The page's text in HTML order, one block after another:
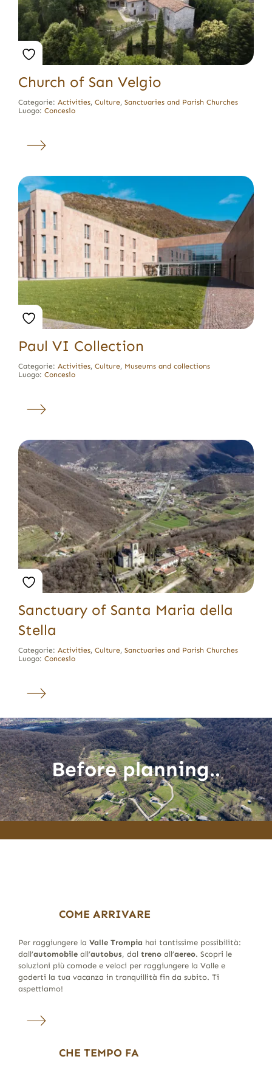
Church of San Velgio
Categorie: Activities, Culture, Sanctuaries and Parish Churches
Luogo: Concesio
Paul VI Collection
Categorie: Activities, Culture, Museums and collections
Luogo: Concesio
Sanctuary of Santa Maria della
Stella
Categorie: Activities, Culture, Sanctuaries and Parish Churches
Luogo: Concesio
Before planning..
COME ARRIVARE
Per raggiungere la Valle Trompia hai tantissime possibilità:
dall’automobileall’autobus, dal trenoall’aereo. Scopri le
soluzioni più comode e veloci per raggiungere la Valle e
goderti la tua vacanza in tranquillità fin da subito. Ti
aspettiamo!
CHE TEMPO FA